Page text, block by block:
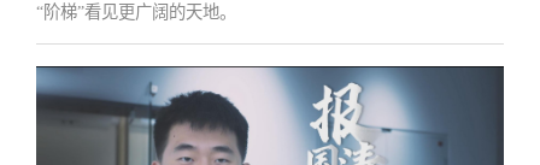
“阶梯”看见更广阔的天地。